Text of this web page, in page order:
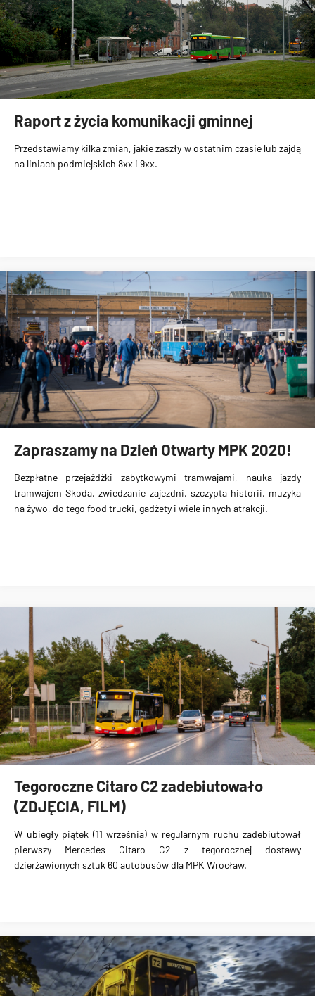
Raport z życia komunikacji gminnej
Przedstawiamy kilka zmian, jakie zaszły w ostatnim czasie lub zajdą
na liniach podmiejskich 8xx i 9xx.
Zapraszamy na Dzień Otwarty MPK 2020!
Bezpłatne przejażdżki zabytkowymi tramwajami, nauka jazdy
tramwajem Skoda, zwiedzanie zajezdni, szczypta historii, muzyka
na żywo, do tego food trucki, gadżety i wiele innych atrakcji.
Tegoroczne Citaro C2 zadebiutowało
(ZDJĘCIA, FILM)
W ubiegły piątek (11 września) w regularnym ruchu zadebiutował
pierwszy Mercedes Citaro C2 z tegorocznej dostawy
dzierżawionych sztuk 60 autobusów dla MPK Wrocław.